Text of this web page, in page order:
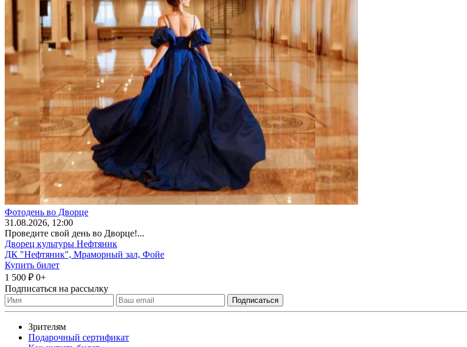
Фотодень во Дворце
31 .08.2026, 12:00
Проведите свой день во Дворце!...
Дворец культуры Нефтяник
ДК "Нефтяник", Мраморный зал, Фойе
Купить билет
1 500 ₽ 0+
Подписаться на рассылку
Зрителям
Подарочный сертификат